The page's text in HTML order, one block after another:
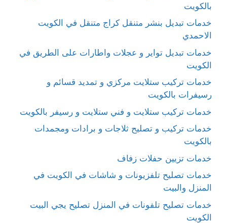
بالكويت
خدمات تبديل بنشر متنقل كراج متنقل في الكويت
الاحمدي
خدمات تبديل تواير و عجلات واطارات على الطريق في
الكويت
خدمات تركيب ستلايت مركزي و تمديد قسائم و
رسيفرات بالكويت
خدمات تركيب ستلايت و فني ستلايت و رسيفر بالكويت
خدمات تركيب و تصليح ثلاجات و برادات ومجمدات
بالكويت
خدمات تزيين حفلات زفاف
خدمات تصليح تلفزيونات و شاشات في الكويت في
المنزل والبيت
خدمات تصليح تلفونات في المنزل تصليح يجي البيت
الكويت